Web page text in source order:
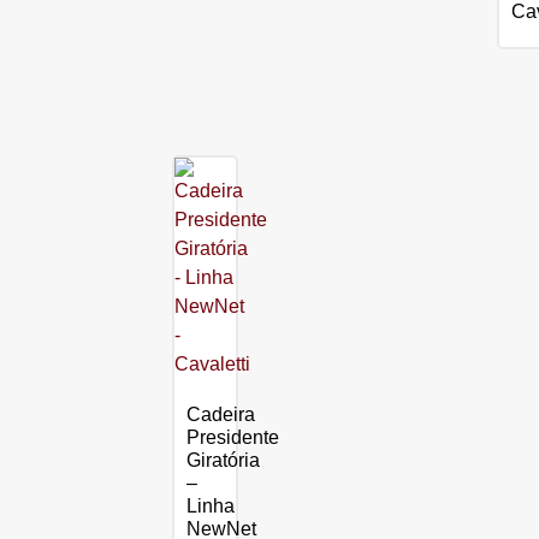
Cadeira
Presidente
Giratória
–
Linha
NewNet